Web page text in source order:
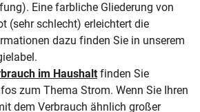
Eine farbliche Gliederung von
(sehr schlecht) erleichtert die
dazu finden Sie in unserem
im Haushalt finden Sie
zum Thema Strom. Wenn Sie Ihren
dem Verbrauch ähnlich großer